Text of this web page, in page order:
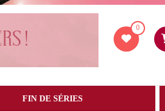
0
FIN DE SÉRIES